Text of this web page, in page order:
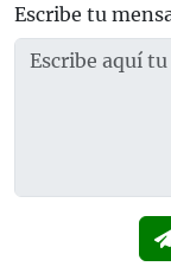
Escribe tu